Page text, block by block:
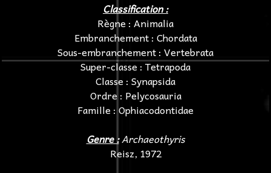
Classification :
Règne : Animalia
Embranchement : Chordata
Sous-embranchement : Vertebrata
Super-classe : Tetrapoda
Classe : Synapsida
Ordre : Pelycosauria
Famille : Ophiacodontidae
Genre :Archaeothyris
Reisz, 1972